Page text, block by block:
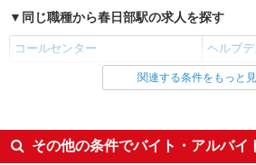
同じ職種から春日部駅の求人を探す
コールセンター ヘルプ
同じ雇用形態から春日部駅の求人を探す
同じ特徴から春日部駅の求人を探す
関連する条件をもっと
その他の条件でバイト・アルバイ